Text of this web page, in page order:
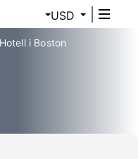
USD
Hotell i Boston